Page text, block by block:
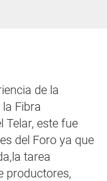
de la
Fibra
Telar, este fue
del Foro ya que
tarea
productores,